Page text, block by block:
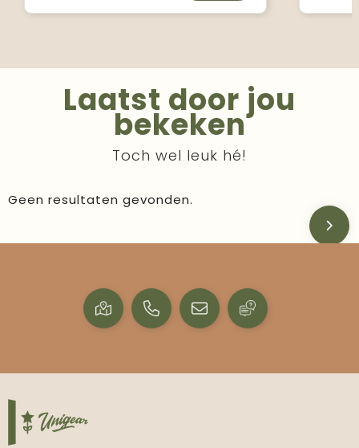
Laatst door jou
bekeken
Toch wel leuk hé!
Geen resultaten gevonden.